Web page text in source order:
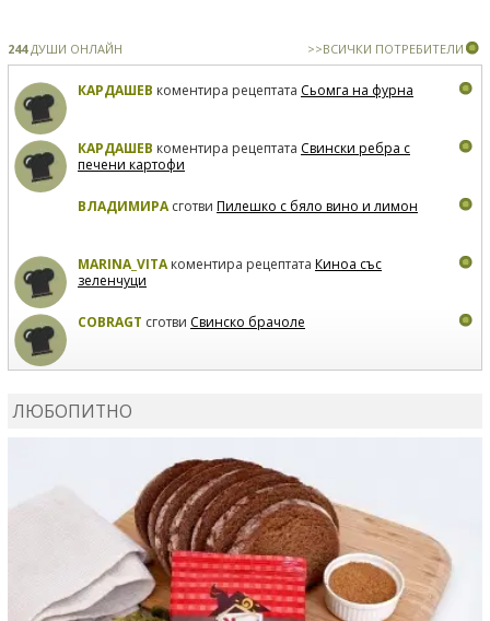
244ДУШИ ОНЛАЙН >>ВСИЧКИ ПОТРЕБИТЕЛИ
КАРДАШЕВ коментира рецептата Сьомга на фурна
КАРДАШЕВ коментира рецептата Свински ребра с
печени картофи
ВЛАДИМИРАсготви Пилешко с бяло вино и лимон
MARINA_VITAкоментира рецептата Киноа със
зеленчуци
COBRAGT сготви Свинско брачоле
ЛЮБОПИТНО